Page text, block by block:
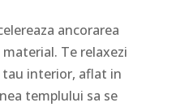
ancorarea
Te relaxezi
interior, aflat in
templului sa se